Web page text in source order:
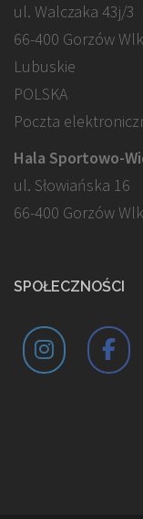
ul. Walczaka 43j/3
66-400 Gorzów
Lubuskie
POLSKA
Poczta
Hala Sportowo-
ul. Słowiańska 16
66-400 Gorzów
SPOŁECZNOŚCI